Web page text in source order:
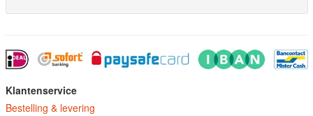
Klantenservice
Bestelling & levering